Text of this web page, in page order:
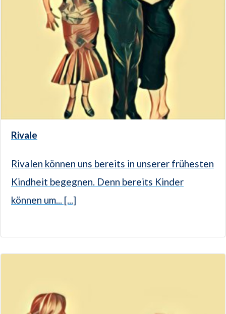
Rivale
Rivalen können uns bereits in unserer frühesten
Kindheit begegnen. Denn bereits Kinder
können um... [...]